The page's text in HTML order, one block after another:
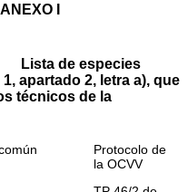
I
apartado 2, letra a), que
técnicos de la
Protocolo de
la OCVV